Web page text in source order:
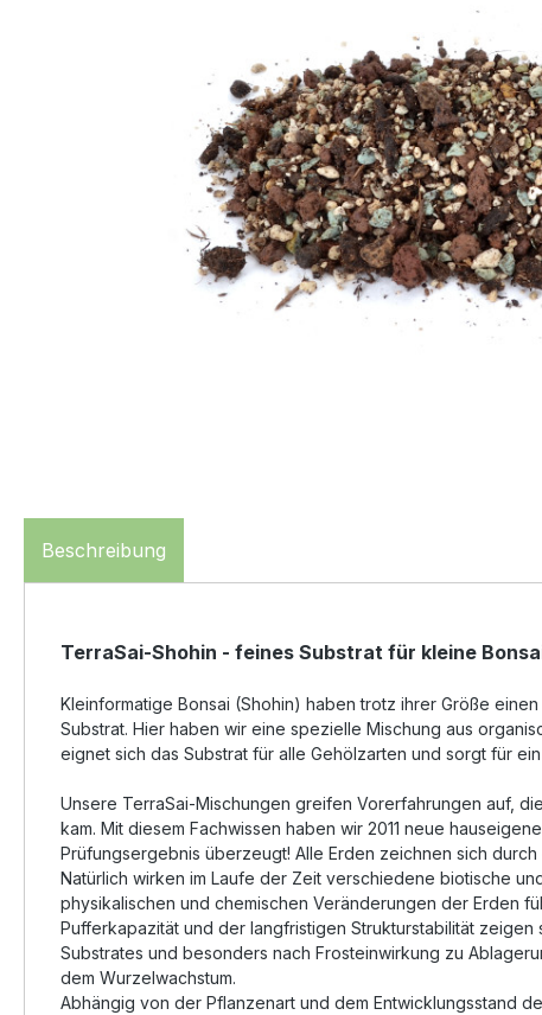
Beschreibung
TerraSai-Shohin - feines Substrat für kleine
Kleinformatige Bonsai (Shohin) haben trotz ihrer Größe
Substrat. Hier haben wir eine spezielle Mischung aus
eignet sich das Substrat für alle Gehölzarten und sorgt für
Unsere TerraSai-Mischungen greifen Vorerfahrungen auf,
kam. Mit diesem Fachwissen haben wir 2011 neue
Prüfungsergebnis überzeugt! Alle Erden zeichnen sich
Natürlich wirken im Laufe der Zeit verschiedene biotische
physikalischen und chemischen Veränderungen der Erden
Pufferkapazität und der langfristigen Strukturstabilität
Substrates und besonders nach Frosteinwirkung zu
dem Wurzelwachstum.
Abhängig von der Pflanzenart und dem Entwicklungsstand